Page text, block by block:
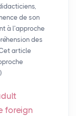
de son
à l’approche
des
article
foreign